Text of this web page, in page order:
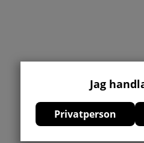
Jag
Privatperson